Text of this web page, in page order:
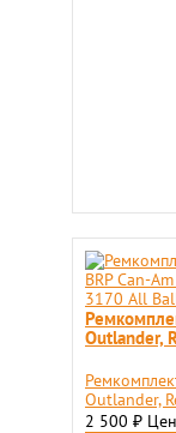
Outlander,
Outlander,
2 500 ₽